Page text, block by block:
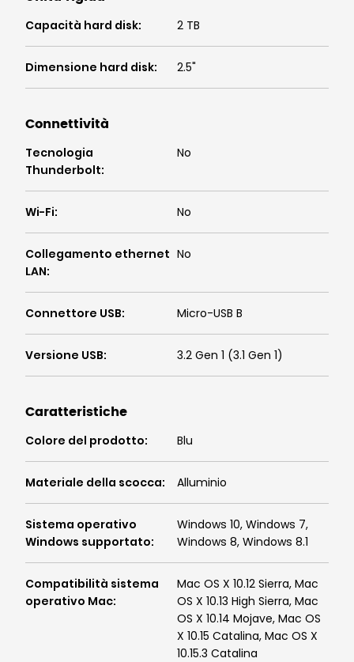
Capacità hard disk: 2 TB
Dimensione hard disk: 2.5"
Connettività
Tecnologia
Thunderbolt:
No
Wi-Fi: No
Collegamento ethernet
LAN:
No
Connettore USB: Micro-USB B
Versione USB: 3.2 Gen 1 (3.1 Gen 1)
Caratteristiche
Colore del prodotto: Blu
Materiale della scocca: Alluminio
Sistema operativo
Windows supportato:
Windows 10, Windows 7,
Windows 8, Windows 8.1
Compatibilità sistema
operativo Mac:
Mac OS X 10.12 Sierra, Mac
OS X 10.13 High Sierra, Mac
OS X 10.14 Mojave, Mac OS
X 10.15 Catalina, Mac OS X
10.15.3 Catalina